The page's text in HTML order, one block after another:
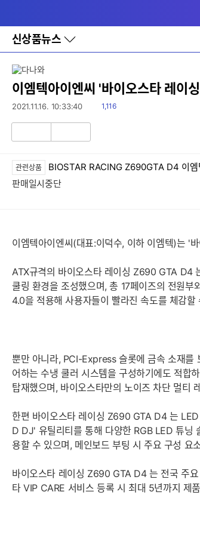
와
홈
신상품뉴스
바
로
레
이
어
토
이엠텍아이엔씨 '바이오스타 레
2021.11.16. 10:33:40
읽
1,116
관련상품
BIOSTAR RACING Z690GTA D4 이엠
판매일시중단
이엠텍아이엔씨(대표:이덕수, 이하 이엠텍)는 '
ATX규격의 바이오스타 레이싱 Z690 GTA D4
쿨링 환경을 조성했으며, 총 17페이즈의 전원
4.0을 적용해 사용자들이 빨라진 속도를 체감할
뿐만 아니라, PCI-Express 슬롯에 금속 소재를
어하는 수냉 쿨러 시스템을 구성하기에도 적
탑재했으며, 바이오스타만의 노이즈 차단 멀티
한편 바이오스타 레이싱 Z690 GTA D4 는
D DJ' 유틸리티를 통해 다양한 RGB LED 튜닝
용할 수 있으며, 메인보드 부팅 시 주요 구성 요
바이오스타 레이싱 Z690 GTA D4 는 전국 주
타 VIP CARE 서비스 등록 시 최대 5년까지 제